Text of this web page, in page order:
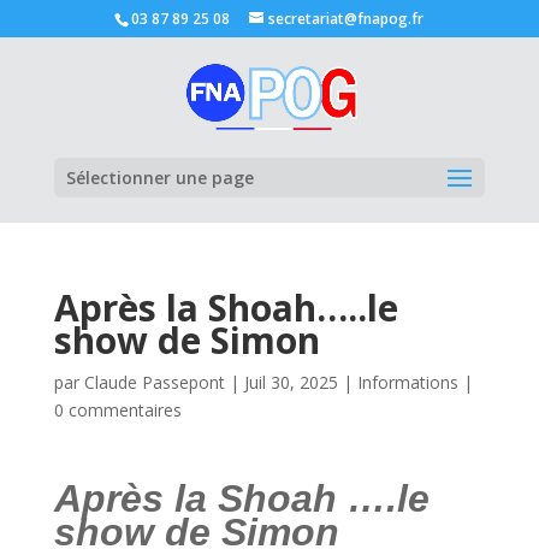
03 87 89 25 08 secretariat@fnapog.fr
Sélectionner une page
Après la Shoah…..le
show de Simon
par Claude Passepont| Juil 30, 2025 | Informations |
0 commentaires
Après la Shoah ….le
show de Simon